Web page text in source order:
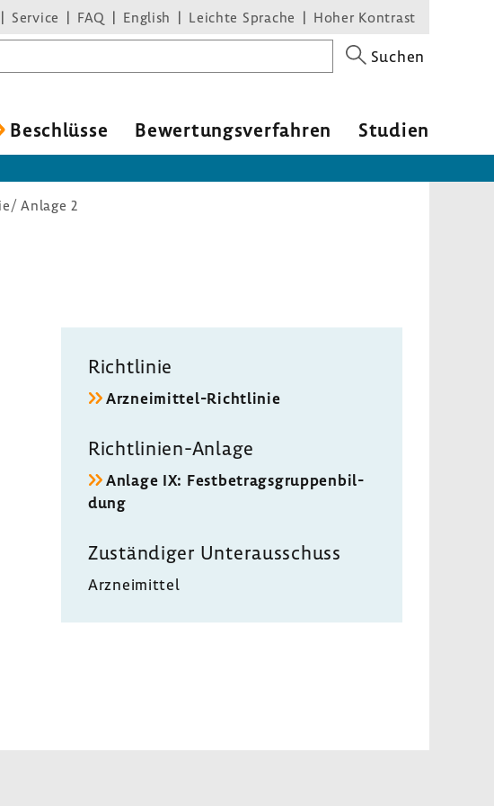
Service FAQ English Leichte Sprache Hoher Kontrast
Suchen
Beschlüsse Bewer­tungs­ver­fahren Studien
Anlage 2
Richt­linie
Arzneimittel-​Richtlinie
Richtlinien-​Anlage
Anlage IX: Fest­be­trags­grup­pen­bil­
dung
Zustän­diger Unter­aus­schuss
Arznei­mittel